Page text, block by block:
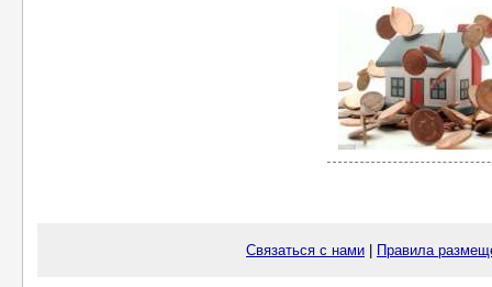
Связаться с нами Правила